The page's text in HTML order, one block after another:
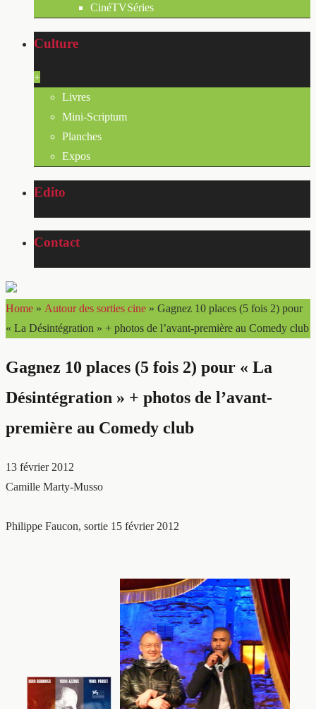
CinéTVSéries
Culture
+
Livres
Mini-Scriptum
Planches
Expos
Edito
Contact
Home » Autour des sorties cine » Gagnez 10 places (5 fois 2) pour
« La Désintégration » + photos de l’avant-première au Comedy club
Gagnez 10 places (5 fois 2) pour « La
Désintégration » + photos de l’avant-
première au Comedy club
13 février 2012
Camille Marty-Musso
Philippe Faucon, sortie 15 février 2012